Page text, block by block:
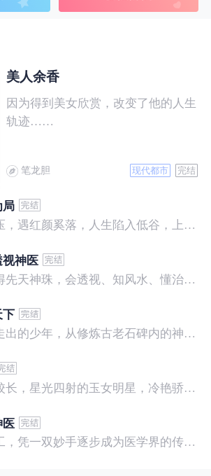
美人余香
因为得到美女欣赏，改变了他的人生
轨迹……
笔龙胆 现代都市 完结
局
凌志远遭上司打压，遇红颜奚落，人生陷入低谷，上帝在关上一扇门的同时，势必会留下一扇窗，面对稍纵即逝的机会，他果断出手了……
神医
房产销售员顾铭得先天神珠，会透视、知风水、懂治病、有神通，开始逆袭人生。
下
一个从边陲小城走出的少年，从修炼古老石碑内的神秘一式开始，一路高歌狂飙，打造一片属于自己的天下……
温柔大方的美女校长，星光四射的玉女明星，冷艳骄傲的美女特工，一个二个，全都跑来，撒娇撒赖的要他做她们的私房保镖，这是为什么呢？
医
一个医院的临时工，凭一双妙手逐步成为医学界的传奇！ 一个社会底层的小人物，靠一腔热血成为人世间的枭王！ 当佛已经无能为力，便由我来普渡众生——杨风。